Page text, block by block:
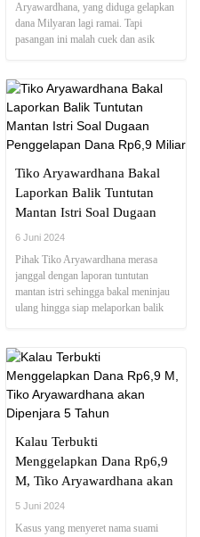
Aryawardhana, yang diduga gelapkan
dana Milyaran lagi ramai. Tapi
pasangan ini malah cuek dan asik
Tiko Aryawardhana Bakal
Laporkan Balik Tuntutan
Mantan Istri Soal Dugaan
Penggelapan Dana Rp6,9
6 Juni 2024
Pihak Tiko Aryawardhana merasa
janggal dengan laporan tuntutan
mantan istri sehingga bakal meninjau
ulang hingga siap melaporkan balik
Kalau Terbukti
Menggelapkan Dana Rp6,9
M, Tiko Aryawardhana akan
Dipenjara 5 Tahun
5 Juni 2024
Kasus yang menyeret nama suami